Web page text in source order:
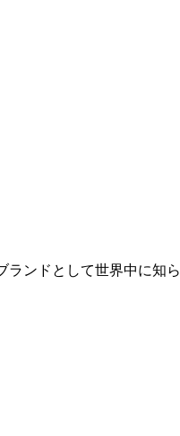
ンドとして世界中に